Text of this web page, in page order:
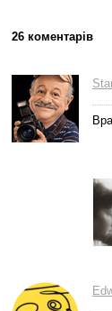
26 коментарів